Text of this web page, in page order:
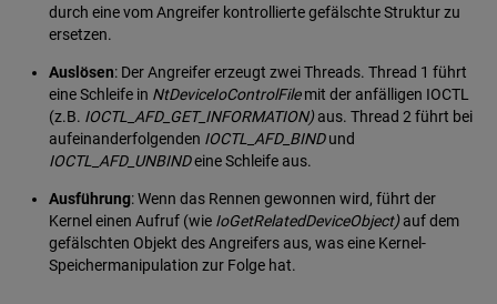
durch eine vom Angreifer kontrollierte gefälschte Struktur zu
ersetzen.
Auslösen: Der Angreifer erzeugt zwei Threads. Thread 1 führt
eine Schleife in NtDeviceIoControlFilemit der anfälligen IOCTL
(z.B. IOCTL_AFD_GET_INFORMATION)aus. Thread 2 führt bei
aufeinanderfolgenden IOCTL_AFD_BINDund
IOCTL_AFD_UNBINDeine Schleife aus.
Ausführung: Wenn das Rennen gewonnen wird, führt der
Kernel einen Aufruf (wie IoGetRelatedDeviceObject)auf dem
gefälschten Objekt des Angreifers aus, was eine Kernel-
Speichermanipulation zur Folge hat.